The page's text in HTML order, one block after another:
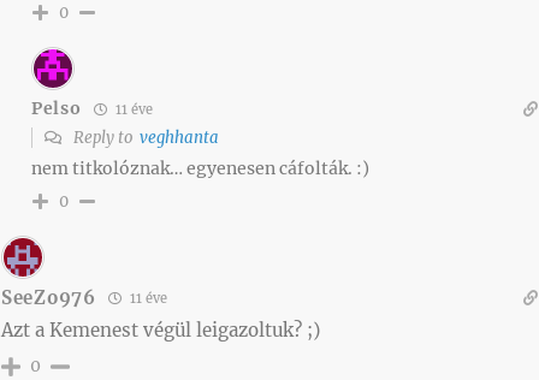
0
Pelso 11 éve
Reply to veghhanta
nem titkolóznak… egyenesen cáfolták. :)
0
SeeZo976 11 éve
Azt a Kemenest végül leigazoltuk? ;)
0